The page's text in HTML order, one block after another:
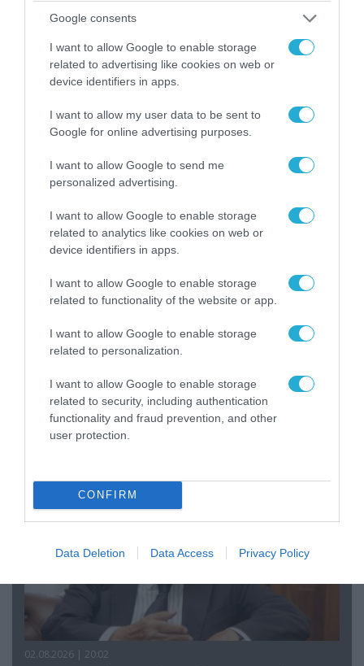
Google consents
I want to allow Google to enable storage
related to advertising like cookies on web or
device identifiers in apps.
I want to allow my user data to be sent to
Google for online advertising purposes.
I want to allow Google to send me
personalized advertising.
I want to allow Google to enable storage
related to analytics like cookies on web or
device identifiers in apps.
I want to allow Google to enable storage
related to functionality of the website or app.
I want to allow Google to enable storage
related to personalization.
I want to allow Google to enable storage
related to security, including authentication
functionality and fraud prevention, and other
user protection.
CONFIRM
Data Deletion Data Access Privacy Policy
03.08.2026 | 12:02
Η ανάρτηση του Αρκά για την σύγκρουση των
δύο ελικοπτέρων Bell 214ST στην Ψάθα
03.08.2026 | 12:02
Γ.Βαρβιτσιώτης: Aύριο στη Μητρόπολη Αθηνών
η κηδεία του πρώην υπουργού
02.08.2026 | 20:02